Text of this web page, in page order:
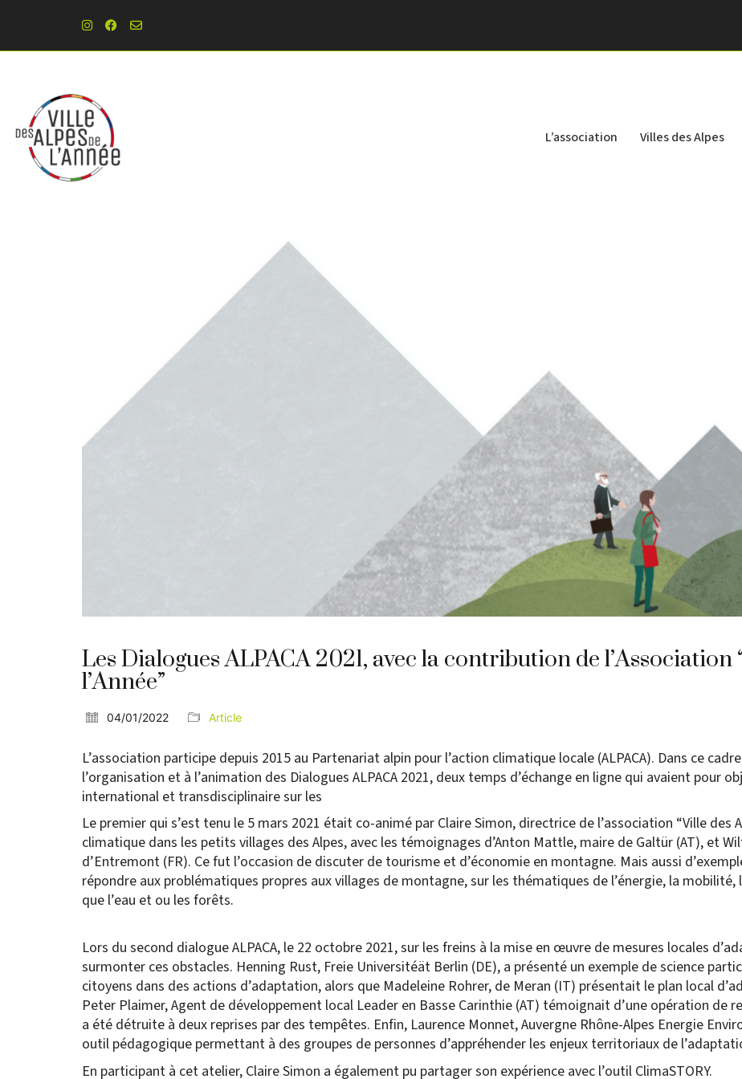
L’association Villes des Alpes
Les Dialogues ALPACA 2021, avec la contribution de l’Association
l’Année”
04/01/2022 Article
L’association participe depuis 2015 au Partenariat alpin pour l’action climatique locale (ALPACA). Dans ce
l’organisation et à l’animation des Dialogues ALPACA 2021, deux temps d’échange en ligne qui avaient pour
international et transdisciplinaire sur les
Le premier qui s’est tenu le 5 mars 2021 était co-animé par Claire Simon, directrice de l’association “Ville des
climatique dans les petits villages des Alpes, avec les témoignages d’Anton Mattle, maire de Galtür (AT), et
d’Entremont (FR). Ce fut l’occasion de discuter de tourisme et d’économie en montagne. Mais aussi
répondre aux problématiques propres aux villages de montagne, sur les thématiques de l’énergie, la
que l’eau et ou les forêts.
Lors du second dialogue ALPACA, le 22 octobre 2021, sur les freins à la mise en œuvre de mesures locales
surmonter ces obstacles. Henning Rust, Freie Universitéät Berlin (DE), a présenté un exemple de science
citoyens dans des actions d’adaptation, alors que Madeleine Rohrer, de Meran (IT) présentait le plan local
Peter Plaimer, Agent de développement local Leader en Basse Carinthie (AT) témoignait d’une opération
a été détruite à deux reprises par des tempêtes. Enfin, Laurence Monnet, Auvergne Rhône-Alpes Energie
outil pédagogique permettant à des groupes de personnes d’appréhender les enjeux territoriaux de
En participant à cet atelier, Claire Simon a également pu partager son expérience avec l’outil ClimaSTORY.